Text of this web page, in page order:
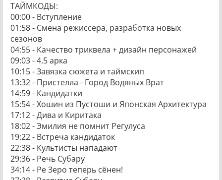
ТАЙМКОДЫ:
00:00 - Вступление
01:58 - Смена режиссера, разработка новых
сезонов
04:55 - Качество триквела + дизайн персонажей
09:03 - 4.5 арка
10:15 - Завязка сюжета и таймскип
13:32 - Пристелла - Город Водяных Врат
14:59 - Кандидатки
15:54 - Хошин из Пустоши и Японская Архитектура
17:12 - Дива и Киритака
18:02 - Эмилия не помнит Регулуса
19:22 - Встреча кандидаток
22:38 - Культисты нападают
29:36 - Речь Субару
34:14 - Ре Зеро теперь сёнен!